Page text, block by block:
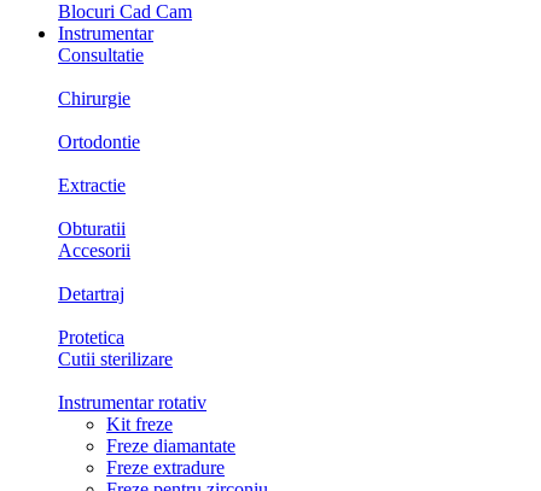
Blocuri Cad Cam
Instrumentar
Consultatie
Chirurgie
Ortodontie
Extractie
Obturatii
Accesorii
Detartraj
Protetica
Cutii sterilizare
Instrumentar rotativ
Kit freze
Freze diamantate
Freze extradure